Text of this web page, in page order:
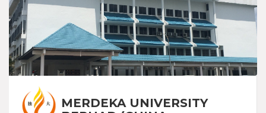
MERDEKA UNIVERSITY